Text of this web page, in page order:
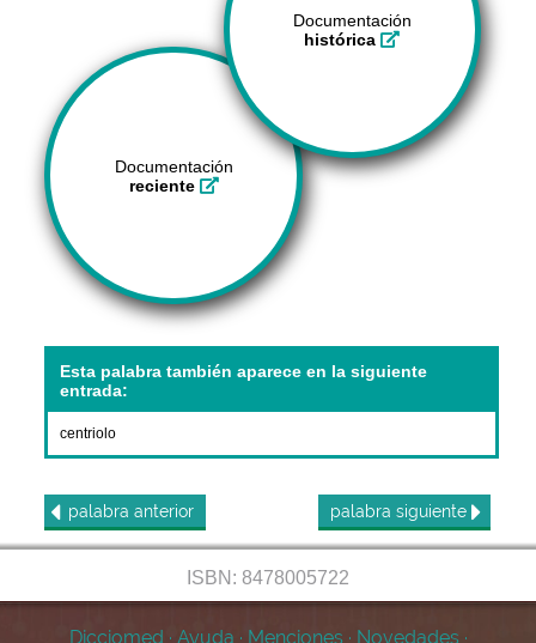
Documentación
histórica
Documentación
reciente
Esta palabra también aparece en la siguiente
entrada:
centriolo
palabra anterior palabra siguiente
ISBN: 8478005722
Dicciomed · Ayuda · Menciones · Novedades ·